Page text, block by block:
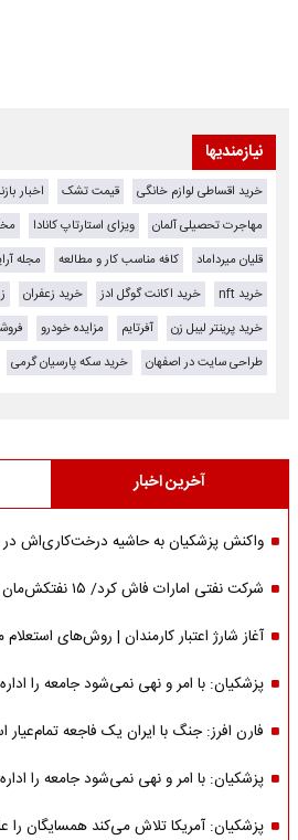
نیازمندیها
خرید اقساطی لوازم خانگی قیمت تشک
اخبار
مهاجرت تحصیلی آلمان
ویزای استارتاپ کانادا
قلیان میرداماد
کافه مناسب کار و مطالعه مجله
خرید nft
خرید اکانت گوگل ادز خرید زعفران
خرید پرینتر لیبل زن
آفرتایم مزایده خودرو
طراحی سایت در اصفهان
خرید سکه پارسیان گرمی
آخرین اخبار
واکنش پزشکیان به حاشیه درخت‌کاری‌اش در
شرکت نفتی امارات فاش کرد/ ۱۵ نفتکش‌مان منفجر شد
آغاز شارژ اعتبار کارمندان | روش‌های
پزشکیان: با امر و نهی نمی‌شود جامعه را
فارن افرز: جنگ با ایران یک فاجعه
پزشکیان: با امر و نهی نمی‌شود جامعه را
پزشکیان: آمریکا تلاش می‌کند همسایگان را